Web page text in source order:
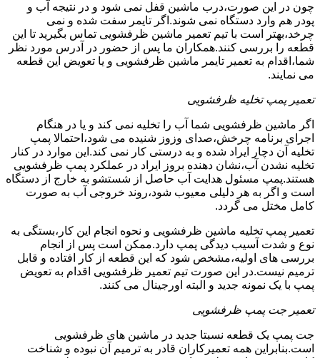
چون در این صورت،درب ماشین قفل نمی شود و در نتیجه آب و
پودر هم وارد دستگاه نمی شوند.اگر تایمر سفت شده و نمی
چرخد،بهتر است با تیم تعمیر ماشین ظرفشویی تماس بگیرید تا این
قطعه را بررسی کنند.همکاران ما پس از حضور در آدرس مورد نظر
شما،اقدام به تعمیر تایمر ماشین ظرفشویی و یا تعویض این قطعه
می نمایند.
تعمیر پمپ تخلیه ظرفشویی
اگر ماشین ظرفشویی شما آب را تخلیه نمی کند و یا در هنگام
اجرای برنامه چرخش،صدای وزوز شنیده می شود،احتمالا پمپ
تخلیه آن دچار ایراد شده و به درستی کار نمی کند.این موارد در کنار
تخلیه نشدن آب،نشان دهنده بروز ایراد در عملکرد پمپ ظرفشویی
هستند.پمپ مسئول هدایت آب حاصل از شستشو به خارج از دستگاه
است و اگر به هر دلیلی معیوب شود،روند خروجی آب به صورت
کامل مختل می گردد.
تعمیر پمپ تخلیه ماشین ظرفشویی و نحوه انجام این کار،بستگی به
نوع و شدت آسیب دیدگی پمپ دارد.ممکن است پس از انجام
بررسی های اولیه،مشخص شود که این قطعه از کار افتاده و قابل
ترمیم نیست.در این صورت تیم تعمیر ظرفشویی اقدام به تعویض
پمپ با یک نمونه جدید و البته اورجینال می کنند.
تعمیر جت پمپ ظرفشویی
جت پمپ یک قطعه نسبتا جدید در ماشین های ظرفشویی
است.بنابراین همه تعمیرکاران قادر به ترمیم آن نبوده و شناخت